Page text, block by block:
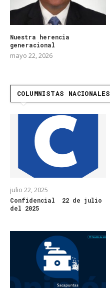
Nuestra herencia
generacional
mayo 22, 2026
COLUMNISTAS NACIONALES
julio 22, 2025
Confidencial 22 de julio
del 2025